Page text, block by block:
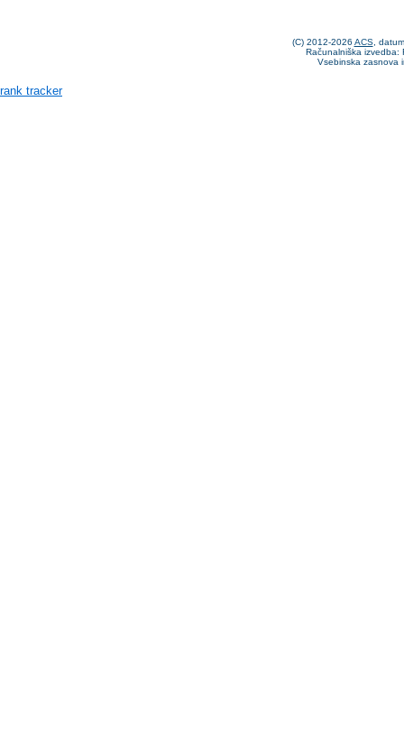
(C) 2012-2026 ACS,
Računalniška izvedba:
Vsebinska zasnova
rank tracker